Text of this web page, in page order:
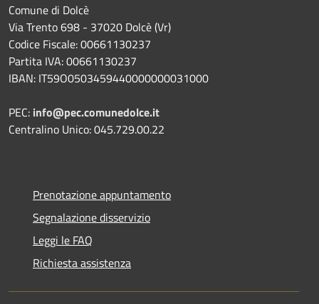
Comune di Dolcè
Via Trento 698 - 37020 Dolcè (Vr)
Codice Fiscale: 00661130237
Partita IVA: 00661130237
IBAN: IT59O0503459440000000031000
PEC: info@pec.comunedolce.it
Centralino Unico: 045.729.00.22
Prenotazione appuntamento
Segnalazione disservizio
Leggi le FAQ
Richiesta assistenza